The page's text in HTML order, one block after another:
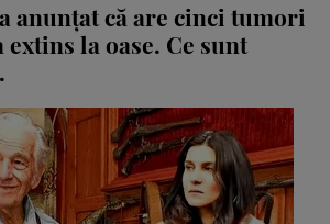
anunțat că are cinci tumori
extins la oase. Ce sunt